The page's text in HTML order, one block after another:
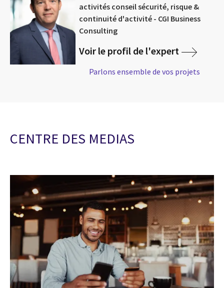
activités conseil sécurité, risque &
continuité d'activité - CGI Business
Consulting
Voir le profil de l'expert
Parlons ensemble de vos projets
CENTRE DES MEDIAS